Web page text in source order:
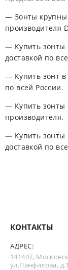
— Зонты
производителя
— Купить зонты
доставкой по
— Купить зонт
по всей России.
— Купить зонты
производителя.
— Купить зонты
доставкой по
КОНТАКТЫ
АДРЕС:
141407,
ул.Панфилова,